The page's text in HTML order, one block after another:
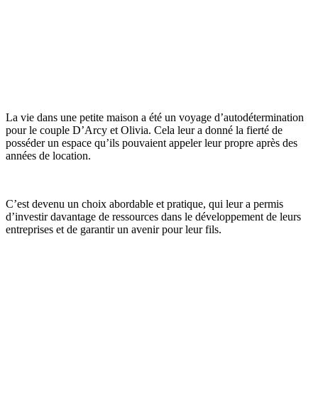
La vie dans une petite maison a été un voyage d’autodétermination
pour le couple D’Arcy et Olivia. Cela leur a donné la fierté de
posséder un espace qu’ils pouvaient appeler leur propre après des
années de location.
C’est devenu un choix abordable et pratique, qui leur a permis
d’investir davantage de ressources dans le développement de leurs
entreprises et de garantir un avenir pour leur fils.